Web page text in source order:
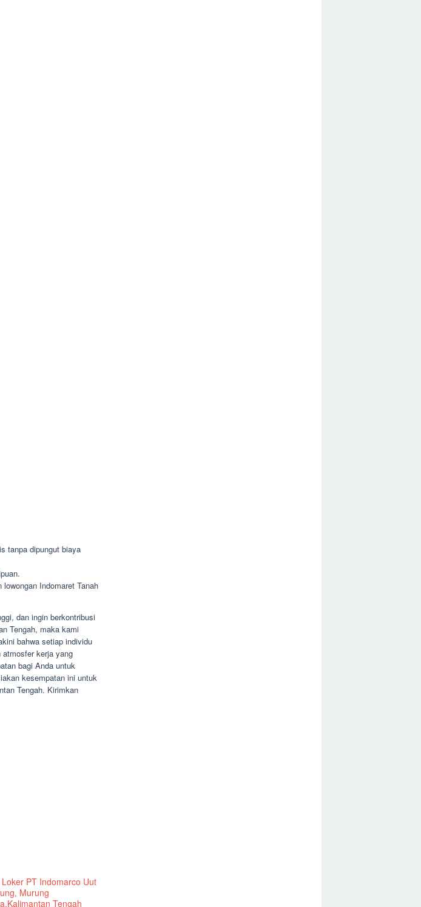
tanpa dipungut biaya
Indomaret Tanah
dan ingin berkontribusi
Tengah, maka kami
bahwa setiap individu
atmosfer kerja yang
bagi Anda untuk
kesempatan ini untuk
Tengah. Kirimkan
Loker PT Indomarco Uut
Murung
Tengah